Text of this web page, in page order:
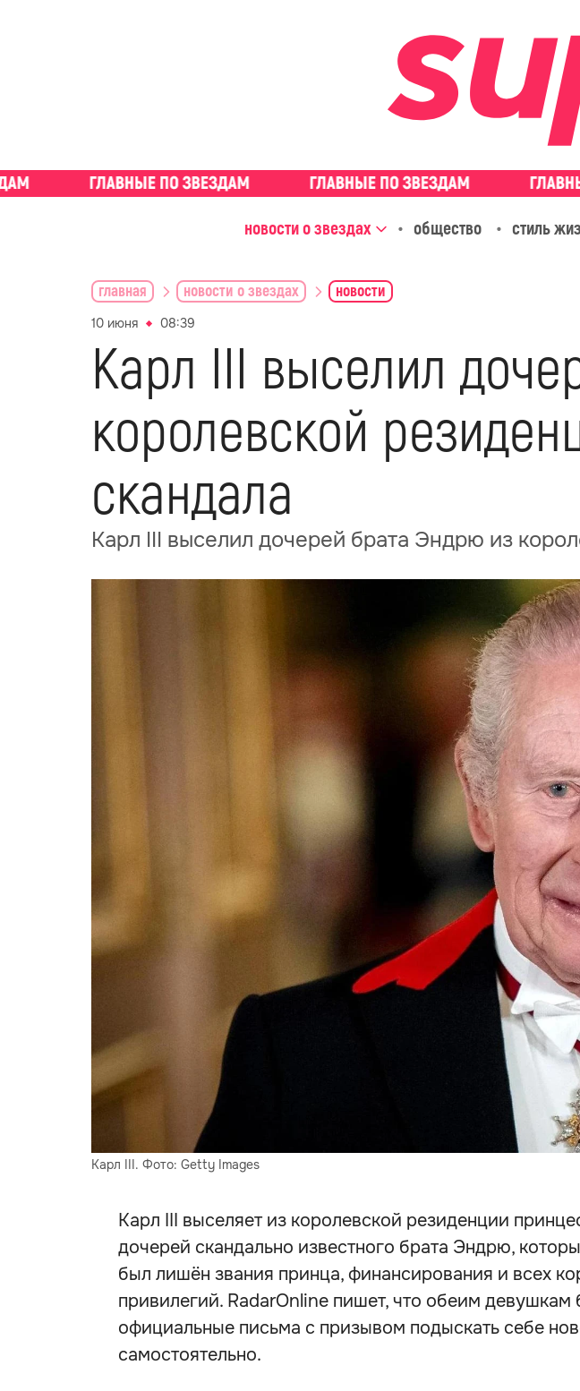
новости о звездах общество стиль
главная новости о звездах новости
10 июня 08:39
Карл III выселил
королевской
скандала
Карл III выселил дочерей брата Эндрю из
Карл III. Фото: Getty Images
Карл III выселяет из королевской резиденции
дочерей скандально известного брата Эндрю,
был лишён звания принца, финансирования и всех
привилегий. RadarOnline пишет, что обеим девушкам
официальные письма с призывом подыскать себе
самостоятельно.